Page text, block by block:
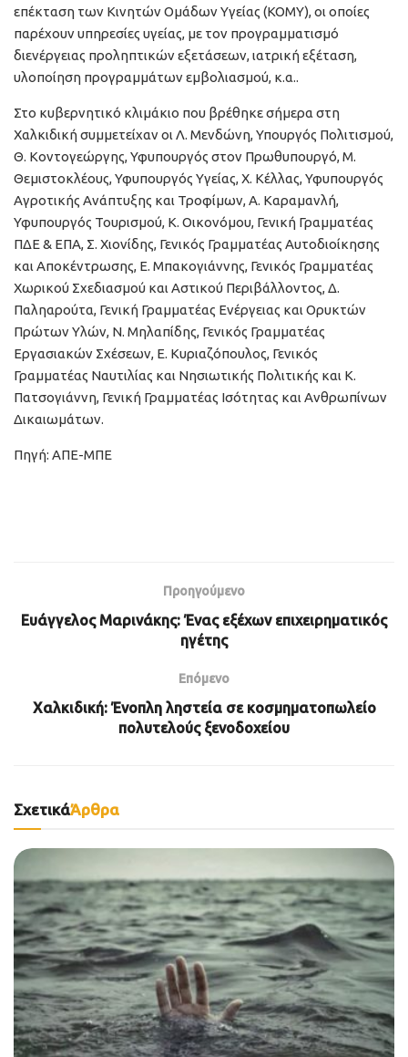
επέκταση των Κινητών Ομάδων Υγείας (ΚΟΜΥ), οι οποίες
παρέχουν υπηρεσίες υγείας, με τον προγραμματισμό
διενέργειας προληπτικών εξετάσεων, ιατρική εξέταση,
υλοποίηση προγραμμάτων εμβολιασμού, κ.α..
Στο κυβερνητικό κλιμάκιο που βρέθηκε σήμερα στη
Χαλκιδική συμμετείχαν οι Λ. Μενδώνη, Υπουργός Πολιτισμού,
Θ. Κοντογεώργης, Υφυπουργός στον Πρωθυπουργό, Μ.
Θεμιστοκλέους, Υφυπουργός Υγείας, Χ. Κέλλας, Υφυπουργός
Αγροτικής Ανάπτυξης και Τροφίμων, Α. Καραμανλή,
Υφυπουργός Τουρισμού, Κ. Οικονόμου, Γενική Γραμματέας
ΠΔΕ & ΕΠΑ, Σ. Χιονίδης, Γενικός Γραμματέας Αυτοδιοίκησης
και Αποκέντρωσης, Ε. Μπακογιάννης, Γενικός Γραμματέας
Χωρικού Σχεδιασμού και Αστικού Περιβάλλοντος, Δ.
Παληαρούτα, Γενική Γραμματέας Ενέργειας και Ορυκτών
Πρώτων Υλών, Ν. Μηλαπίδης, Γενικός Γραμματέας
Εργασιακών Σχέσεων, Ε. Κυριαζόπουλος, Γενικός
Γραμματέας Ναυτιλίας και Νησιωτικής Πολιτικής και Κ.
Πατσογιάννη, Γενική Γραμματέας Ισότητας και Ανθρωπίνων
Δικαιωμάτων.
Πηγή: ΑΠΕ-ΜΠΕ
Προηγούμενο
Ευάγγελος Μαρινάκης: Ένας εξέχων επιχειρηματικός
ηγέτης
Επόμενο
Χαλκιδική: Ένοπλη ληστεία σε κοσμηματοπωλείο
πολυτελούς ξενοδοχείου
ΣχετικάΆρθρα